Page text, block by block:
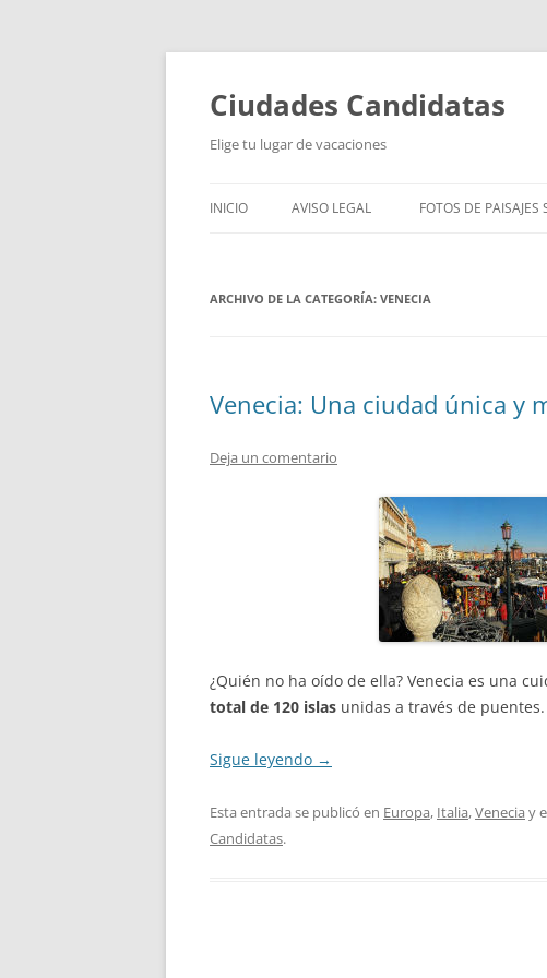
Saltar
contenido
Ciudades Candidatas
Elige tu lugar de vacaciones
INICIO AVISO LEGAL FOTOS DE PAISAJES
ARCHIVO DE LA CATEGORÍA: VENECIA
Venecia: Una ciudad única y
Deja un comentario
¿Quién no ha oído de ella? Venecia es una
total de 120 islas unidas a través de
Sigue leyendo →
Esta entrada se publicó en Europa, Italia,Venecia y
Candidatas.